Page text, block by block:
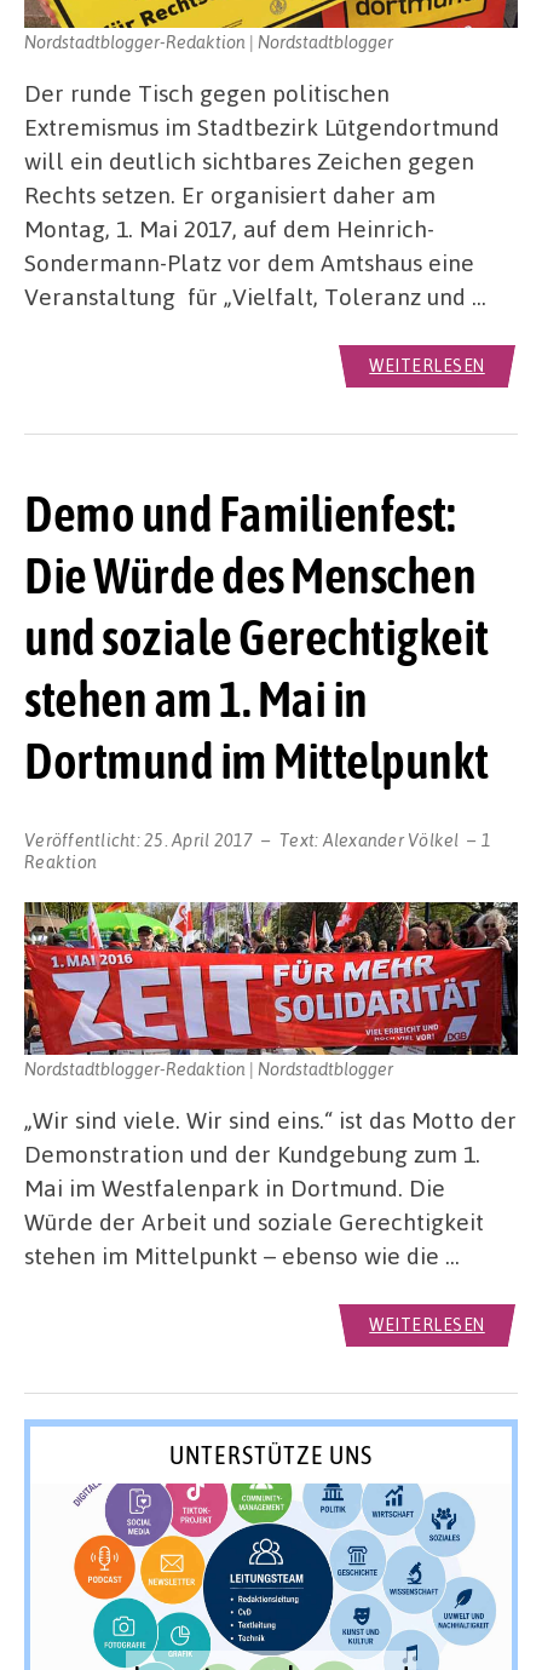
Nordstadtblogger-Redaktion | Nordstadtblogger
Der runde Tisch gegen politischen
Extremismus im Stadtbezirk Lütgendortmund
will ein deutlich sichtbares Zeichen gegen
Rechts setzen. Er organisiert daher am
Montag, 1. Mai 2017, auf dem Heinrich-
Sondermann-Platz vor dem Amtshaus eine
Veranstaltung für „Vielfalt, Toleranz und …
WEITERLESEN
Demo und Familienfest:
Die Würde des Menschen
und soziale Gerechtigkeit
stehen am 1. Mai in
Dortmund im Mittelpunkt
Veröffentlicht:25. April 2017 Text: Alexander Völkel
1
Reaktion
Nordstadtblogger-Redaktion | Nordstadtblogger
„Wir sind viele. Wir sind eins.“ ist das Motto der
Demonstration und der Kundgebung zum 1.
Mai im Westfalenpark in Dortmund. Die
Würde der Arbeit und soziale Gerechtigkeit
stehen im Mittelpunkt – ebenso wie die …
WEITERLESEN
UNTERSTÜTZE UNS